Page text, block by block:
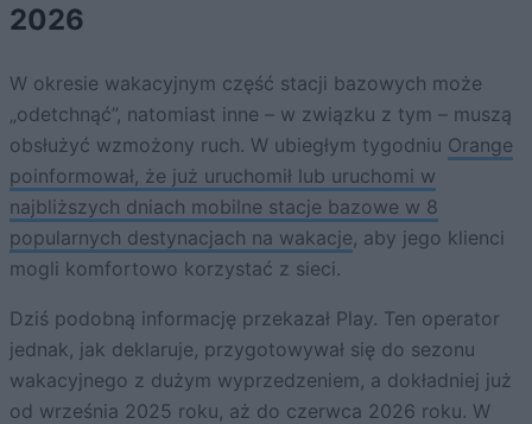
2026
W okresie wakacyjnym część stacji bazowych może
„odetchnąć”, natomiast inne – w związku z tym – muszą
obsłużyć wzmożony ruch. W ubiegłym tygodniu Orange
poinformował, że już uruchomił lub uruchomi w
najbliższych dniach mobilne stacje bazowe w 8
popularnych destynacjach na wakacje, aby jego klienci
mogli komfortowo korzystać z sieci.
Dziś podobną informację przekazał Play. Ten operator
jednak, jak deklaruje, przygotowywał się do sezonu
wakacyjnego z dużym wyprzedzeniem, a dokładniej już
od września 2025 roku, aż do czerwca 2026 roku. W